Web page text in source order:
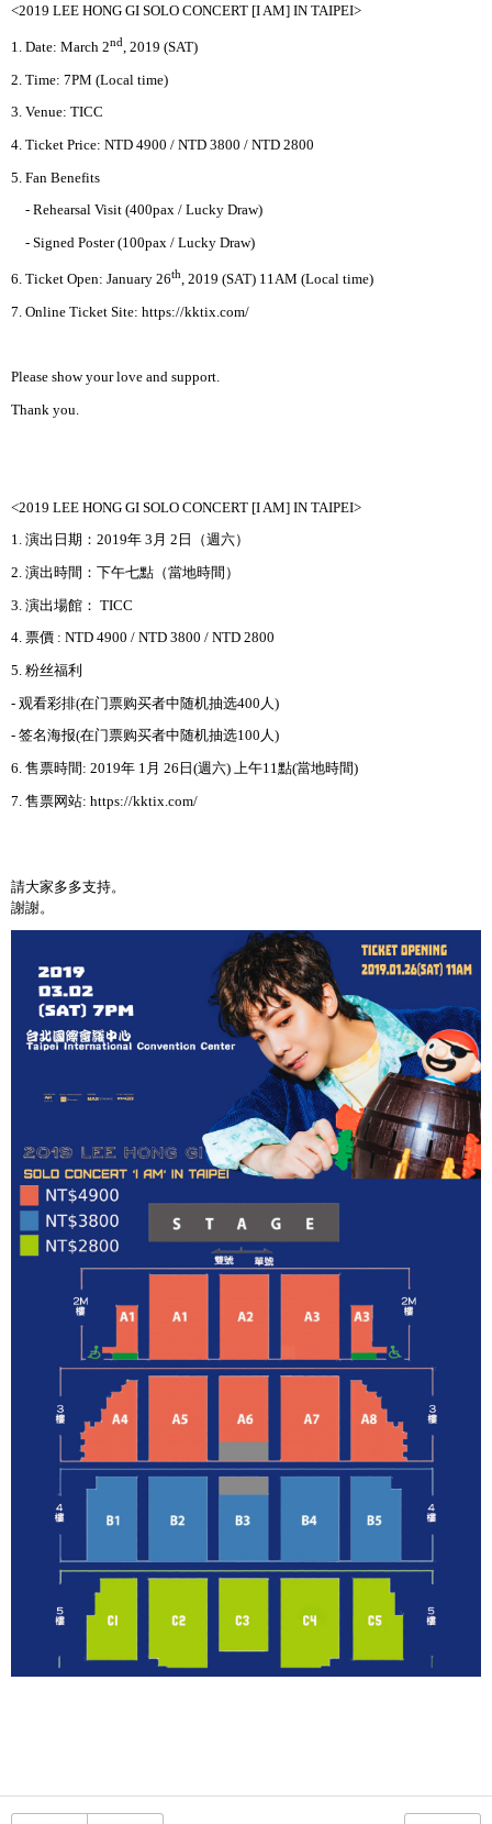
<2019 LEE HONG GI SOLO CONCERT [I AM] IN TAIPEI>
1. Date: March 2nd, 2019 (SAT)
2. Time: 7PM (Local time)
3. Venue: TICC
4. Ticket Price: NTD 4900 / NTD 3800 / NTD 2800
5. Fan Benefits
- Rehearsal Visit (400pax / Lucky Draw)
- Signed Poster (100pax / Lucky Draw)
6. Ticket Open: January 26th, 2019 (SAT) 11AM (Local time)
7. Online Ticket Site: https://kktix.com/
Please show your love and support.
Thank you.
<2019 LEE HONG GI SOLO CONCERT [I AM] IN TAIPEI>
1. 演出日期： 2019年 3 月 2 日（週六）
2. 演出時間：下午七點（當地時間）
3. 演出場館： TICC
4. 票價 : NTD 4900 / NTD 3800 / NTD 2800
5. 粉丝福利
- 观看彩排(在门票购买者中随机抽选400 人 )
- 签名海报(在门票购买者中随机抽选100 人)
6. 售票時間 : 2019年 1 月 26 日 (週六) 上午11 點(當地時間)
7. 售票网站: https://kktix.com/
請大家多多支持。
謝謝。